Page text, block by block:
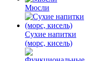
Мюсли
Сухие напитки
(морс, кисель)